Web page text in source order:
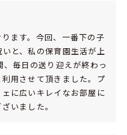
ます。今回、一番下の子
と、私の保育園生活が上
毎日の送り迎えが終わっ
用させて頂きました。プ
に広いキレイなお部屋に
いました。